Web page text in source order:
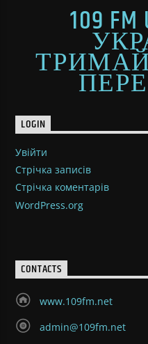
109 FM
LOGIN
Увійти
Стрічка записів
Стрічка коментарів
WordPress.org
CONTACTS
www.109fm.net
admin@109fm.net